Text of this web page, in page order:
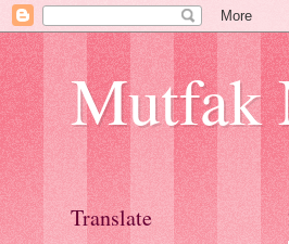
Mutfak
Translate